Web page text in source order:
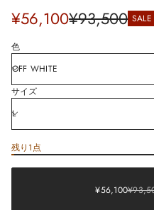
Sale
price
¥56,100Regular
price
¥93,500 SALE
色
サイズ
残り1点
price
SALE
¥56,100